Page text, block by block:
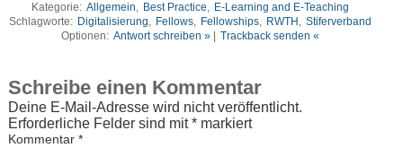
Kategorie: Allgemein, Best Practice, E-Learning and E-Teaching
Schlagworte: Digitalisierung, Fellows, Fellowships, RWTH , Stiferverband
Optionen: Antwort schreiben » Trackback senden «
Schreibe einen Kommentar
Deine E-Mail-Adresse wird nicht veröffentlicht.
Erforderliche Felder sind mit*markiert
Kommentar *